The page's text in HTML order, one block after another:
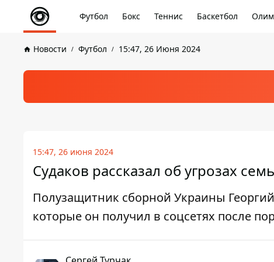
Футбол Бокс Теннис Баскетбол
Новости Футбол 15:47, 26 Июня 2024
15:47, 26 июня 2024
Судаков рассказал об угрозах
Полузащитник сборной Украины
которые он получил в соцсетях после